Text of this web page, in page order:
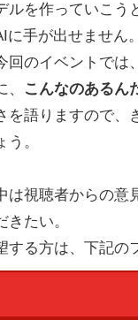
ルを作っていこう
に手が出せません。
のイベントでは
こんなのあるん
を語りますので、
。
視聴者からの意
たい。
る方は、下記の